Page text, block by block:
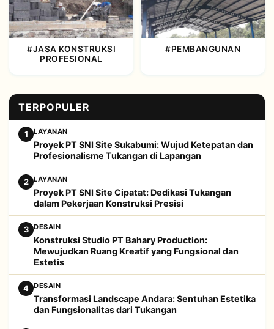
#JASA KONSTRUKSI
PROFESIONAL
#PEMBANGUNAN
TERPOPULER
1 LAYANAN
Proyek PT SNI Site Sukabumi: Wujud Ketepatan dan
Profesionalisme Tukangan di Lapangan
2 LAYANAN
Proyek PT SNI Site Cipatat: Dedikasi Tukangan
dalam Pekerjaan Konstruksi Presisi
3 DESAIN
Konstruksi Studio PT Bahary Production:
Mewujudkan Ruang Kreatif yang Fungsional dan
Estetis
4 DESAIN
Transformasi Landscape Andara: Sentuhan Estetika
dan Fungsionalitas dari Tukangan